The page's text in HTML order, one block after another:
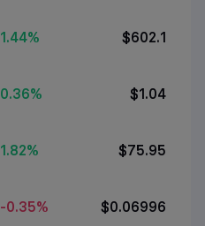
1.44% $602.1
0.36% $1.04
1.82% $75.95
-0.35% $0.06996